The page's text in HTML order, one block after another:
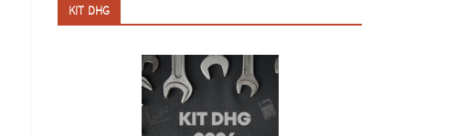
KIT DHG